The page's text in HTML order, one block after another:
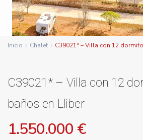
Inicio Chalet C39021* – Villa con 12
C39021* – Villa con 12
baños en Lliber
1.550.000 €